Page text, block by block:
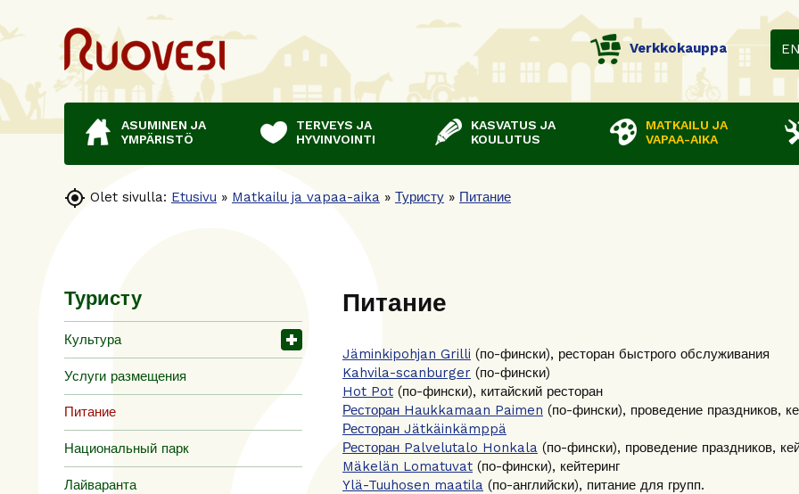
Verkkokauppa EN
ASUMINEN JA
YMPÄRISTÖ
TERVEYS JA
HYVINVOINTI
KASVATUS JA
KOULUTUS
MATKAILU JA
VAPAA-AIKA
 Olet sivulla: Etusivu » Matkailu ja vapaa-aika » Туристу » Питание
Туристу
Культура
Услуги размещения
Питание
Национальный парк
Лайваранта
Питание
Jäminkipohjan Grilli (по-фински), ресторан быстрого обслуживания
Kahvila-scanburger (по-фински)
Hot Pot (по-фински), китайский ресторан
Ресторан Haukkamaan Paimen (по-фински), проведение праздников,
Ресторан Jätkäinkämppä
Ресторан Palvelutalo Honkala (по-фински), проведение праздников,
Mäkelän Lomatuvat (по-фински), кейтеринг
Ylä-Tuuhosen maatila (по-английски), питание для групп.